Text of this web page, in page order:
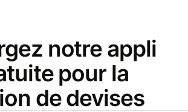
notre appli
pour la
de devises